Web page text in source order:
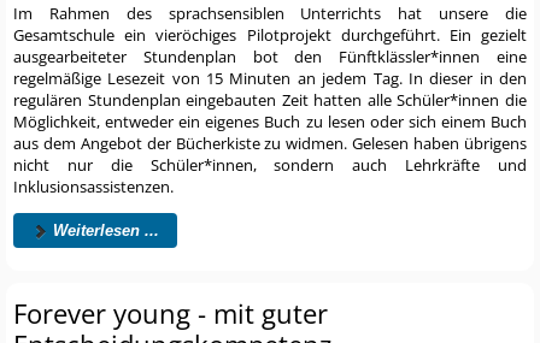
Im Rahmen des sprachsensiblen Unterrichts hat unsere die
Gesamtschule ein vieröchiges Pilotprojekt durchgeführt. Ein gezielt
ausgearbeiteter Stundenplan bot den Fünftklässler*innen eine
regelmäßige Lesezeit von 15 Minuten an jedem Tag. In dieser in den
regulären Stundenplan eingebauten Zeit hatten alle Schüler*innen die
Möglichkeit, entweder ein eigenes Buch zu lesen oder sich einem Buch
aus dem Angebot der Bücherkiste zu widmen. Gelesen haben übrigens
nicht nur die Schüler*innen, sondern auch Lehrkräfte und
Inklusionsassistenzen.
Weiterlesen ...
Forever young - mit guter